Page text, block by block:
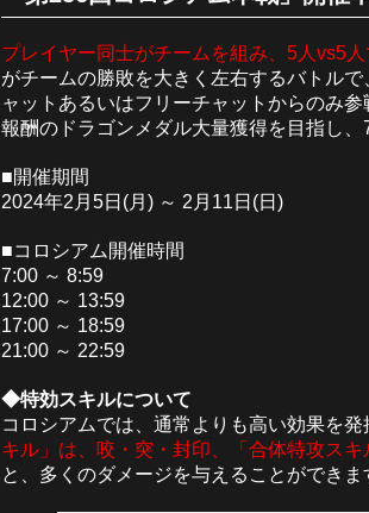
プレイヤー同士がチームを組み、5人vs5
がチームの勝敗を大きく左右するバトル
ャットあるいはフリーチャットからのみ
報酬のドラゴンメダル大量獲得を目指し
■開催期間
2024年2月5日(月) ～ 2月11日(日)
■コロシアム開催時間
7:00 ～ 8:59
12:00 ～ 13:59
17:00 ～ 18:59
21:00 ～ 22:59
◆特効スキルについて
コロシアムでは、通常よりも高い効果を
キル」は、咬・突・封印、「合体特攻ス
と、多くのダメージを与えることができま